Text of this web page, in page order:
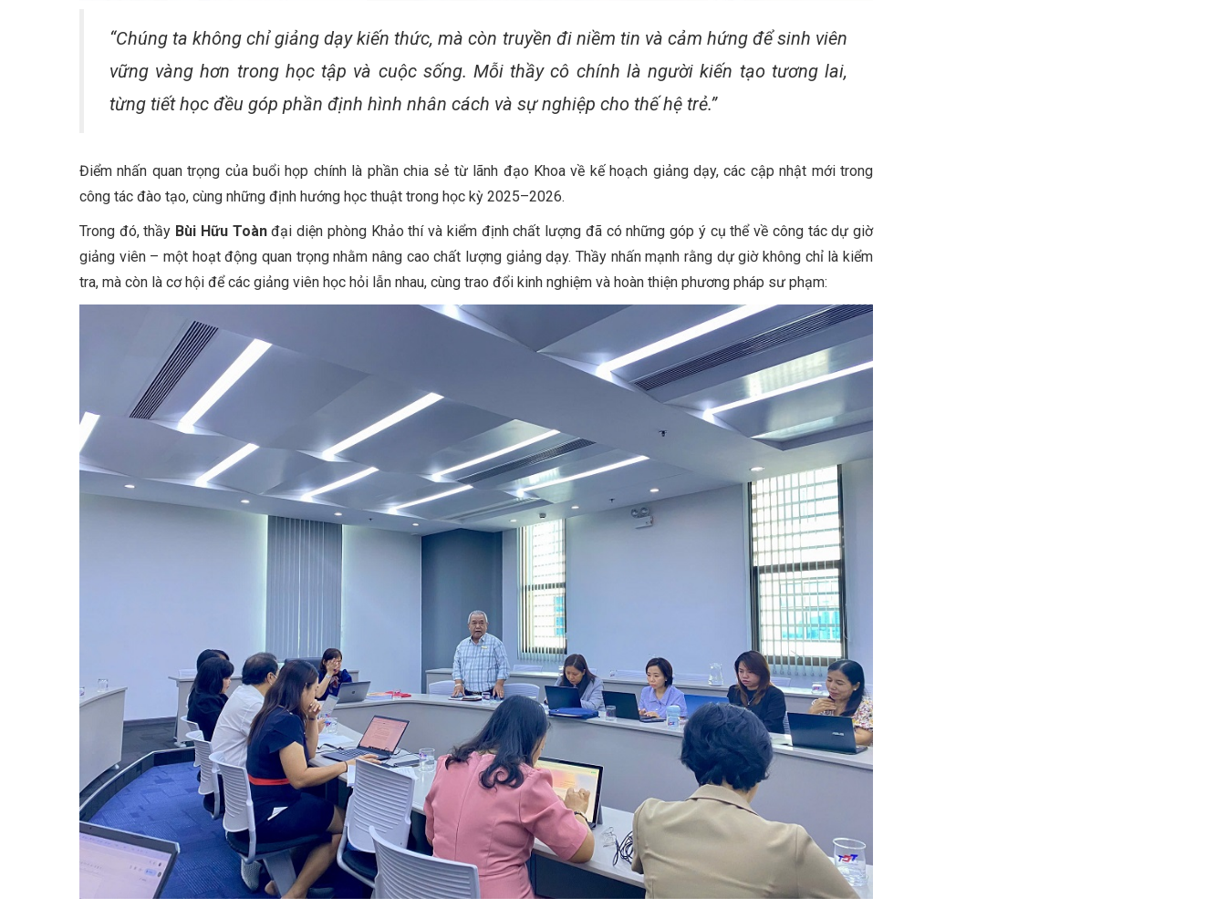
“Chúng ta không chỉ giảng dạy kiến thức, mà còn truyền đi niềm tin và cảm hứng để sinh viên
vững vàng hơn trong học tập và cuộc sống. Mỗi thầy cô chính là người kiến tạo tương lai,
từng tiết học đều góp phần định hình nhân cách và sự nghiệp cho thế hệ trẻ.”
Điểm nhấn quan trọng của buổi họp chính là phần chia sẻ từ lãnh đạo Khoa về kế hoạch giảng dạy, các cập nhật mới trong
công tác đào tạo, cùng những định hướng học thuật trong học kỳ 2025–2026.
Trong đó, thầy Bùi Hữu Toànđại diện phòng Khảo thí và kiểm định chất lượng đã có những góp ý cụ thể về công tác dự giờ
giảng viên – một hoạt động quan trọng nhằm nâng cao chất lượng giảng dạy. Thầy nhấn mạnh rằng dự giờ không chỉ là kiểm
tra, mà còn là cơ hội để các giảng viên học hỏi lẫn nhau, cùng trao đổi kinh nghiệm và hoàn thiện phương pháp sư phạm: